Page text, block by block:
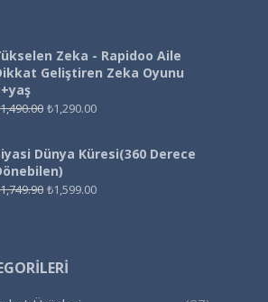
Zeka - Rapidoo Aile
Geliştiren Zeka Oyunu
1,490.00 ₺1,290.00
Dünya Küresi(360 Derece
1,749.90 ₺1,599.00